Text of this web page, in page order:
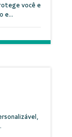
você e
e...